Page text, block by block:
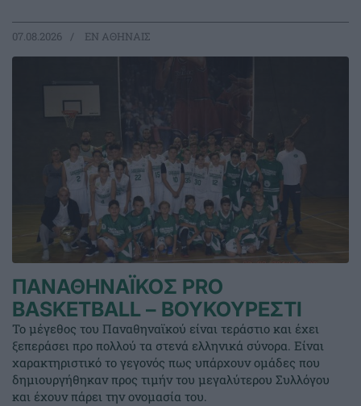
07.08.2026 EΝ ΑΘΗΝΑΙΣ
ΠΑΝΑΘΗΝΑΪΚΟΣ PRO
BASKETBALL – ΒΟΥΚΟΥΡΕΣΤΙ
Το μέγεθος του Παναθηναϊκού είναι τεράστιο και έχει
ξεπεράσει προ πολλού τα στενά ελληνικά σύνορα. Είναι
χαρακτηριστικό το γεγονός πως υπάρχουν ομάδες που
δημιουργήθηκαν προς τιμήν του μεγαλύτερου Συλλόγου
και έχουν πάρει την ονομασία του.